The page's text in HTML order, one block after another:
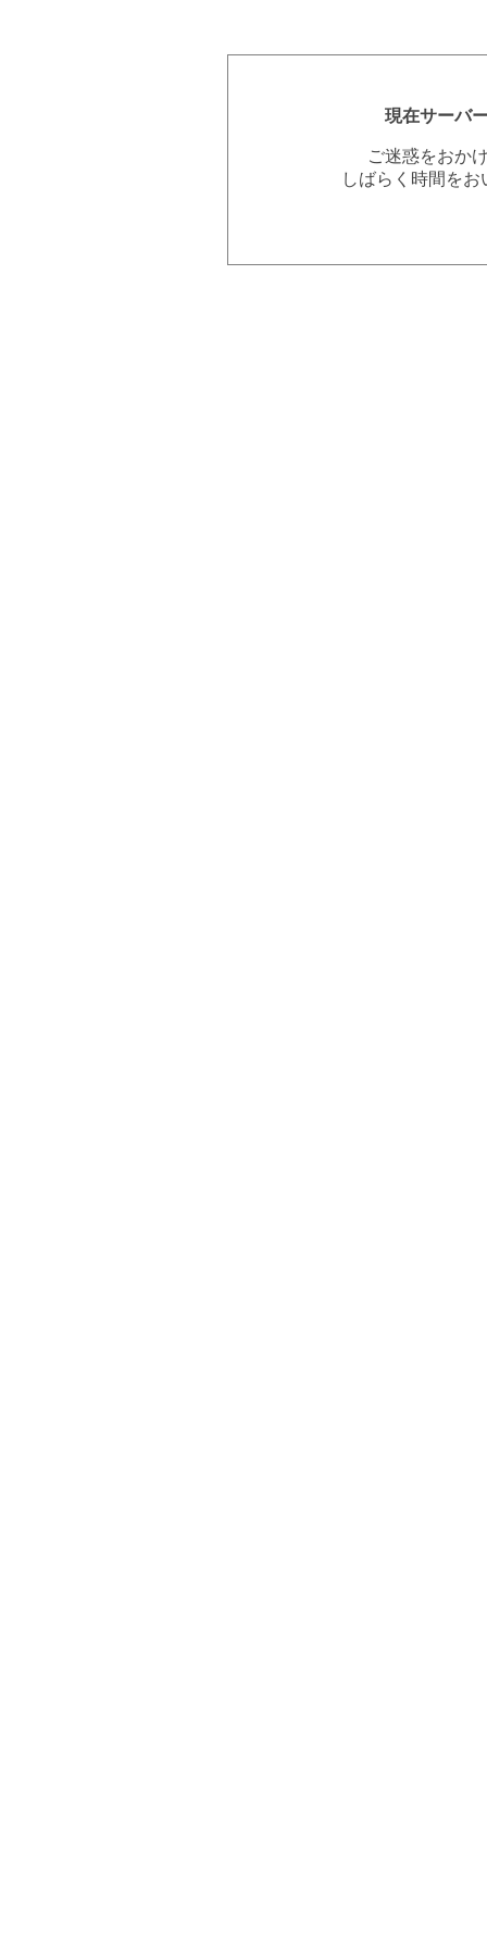
現在サーバ
ご迷惑をおか
しばらく時間を